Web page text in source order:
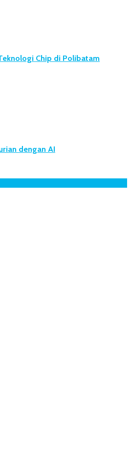
Chip di Polibatam
dengan AI